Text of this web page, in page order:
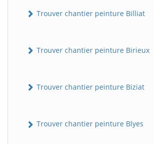
Trouver chantier peinture Billiat
Trouver chantier peinture Birieux
Trouver chantier peinture Biziat
Trouver chantier peinture Blyes